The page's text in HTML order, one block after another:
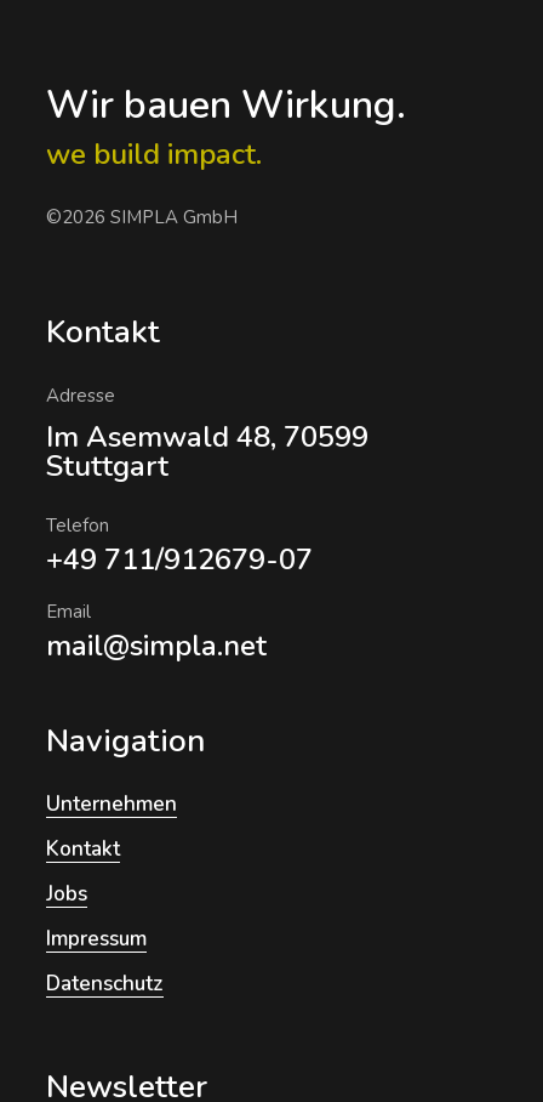
Wir bauen Wirkung.
we build impact.
©2026 SIMPLA GmbH
Kontakt
Adresse
Im Asemwald 48, 70599
Stuttgart
Telefon
+49 711/912679-07
Email
mail@simpla.net
Navigation
Unternehmen
Kontakt
Jobs
Impressum
Datenschutz
Newsletter